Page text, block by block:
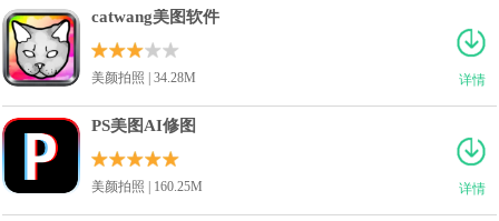
详情
catwang美图软件
美颜拍照 | 34.28M
详情
PS美图AI修图
美颜拍照 | 160.25M